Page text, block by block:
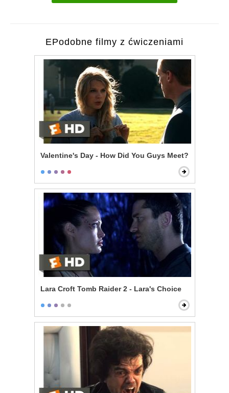
EPodobne filmy z ćwiczeniami
Valentine's Day - How Did You Guys Meet?
Lara Croft Tomb Raider 2 - Lara's Choice